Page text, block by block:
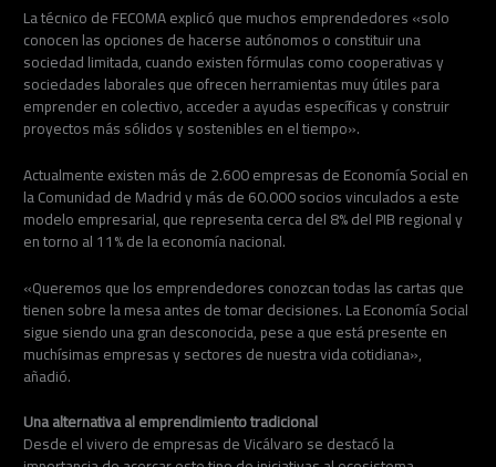
La técnico de FECOMA explicó que muchos emprendedores «solo
conocen las opciones de hacerse autónomos o constituir una
sociedad limitada, cuando existen fórmulas como cooperativas y
sociedades laborales que ofrecen herramientas muy útiles para
emprender en colectivo, acceder a ayudas específicas y construir
proyectos más sólidos y sostenibles en el tiempo».
Actualmente existen más de 2.600 empresas de Economía Social en
la Comunidad de Madrid y más de 60.000 socios vinculados a este
modelo empresarial, que representa cerca del 8% del PIB regional y
en torno al 11% de la economía nacional.
«Queremos que los emprendedores conozcan todas las cartas que
tienen sobre la mesa antes de tomar decisiones. La Economía Social
sigue siendo una gran desconocida, pese a que está presente en
muchísimas empresas y sectores de nuestra vida cotidiana»,
añadió.
Una alternativa al emprendimiento tradicional
Desde el vivero de empresas de Vicálvaro se destacó la